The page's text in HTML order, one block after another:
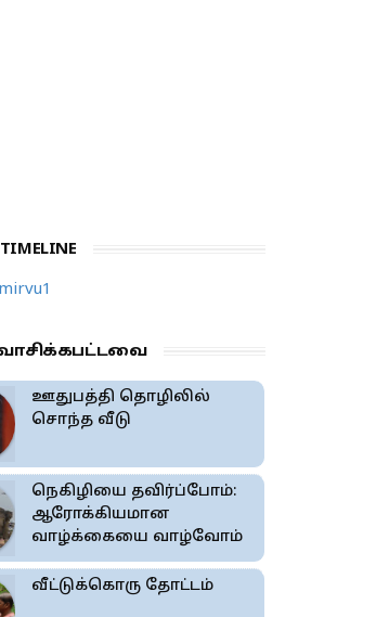
ஊதுபத்தி தொழிலில்
சொந்த வீடு
நெகிழியை தவிர்ப்போம்:
ஆரோக்கியமான
வாழ்க்கையை வாழ்வோம்
வீட்டுக்கொரு தோட்டம்